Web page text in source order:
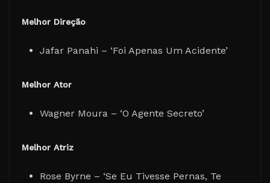
Melhor Direção
Jafar Panahi – ‘Foi Apenas Um Acidente’
Melhor Ator
Wagner Moura – ‘O Agente Secreto’
Melhor Atriz
Rose Byrne – ‘Se Eu Tivesse Pernas, Te